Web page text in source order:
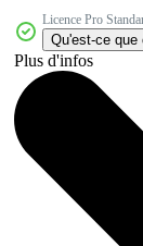
Licence Pro
Qu'est-ce que
Plus d'infos